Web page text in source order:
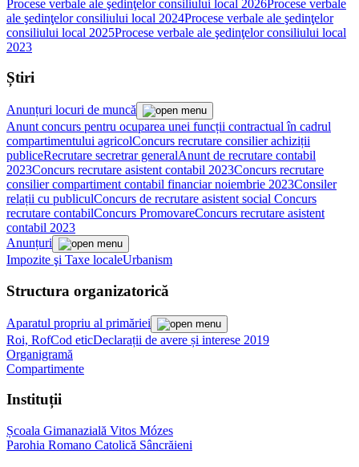
Procese verbale ale şedinţelor consiliului local 2026Procese verbale
ale şedinţelor consiliului local 2024Procese verbale ale şedinţelor
consiliului local 2025Procese verbale ale şedinţelor consiliului local
2023
Știri
Anunțuri locuri de muncă
Anunt concurs pentru ocuparea unei funcții contractual în cadrul
compartimentului agricolConcurs recrutare consilier achiziții
publiceRecrutare secretrar generalAnunt de recrutare contabil
2023Concurs recrutare asistent contabil 2023Concurs recrutare
consilier compartiment contabil financiar noiembrie 2023Consiler
relații cu publiculConcurs de recrutare asistent social Concurs
recrutare contabilConcurs PromovareConcurs recrutare asistent
contabil 2023
Anunțuri
Impozite şi Taxe localeUrbanism
Structura organizatorică
Aparatul propriu al primăriei
Roi, RofCod eticDeclarații de avere și interese 2019
Organigramă
Compartimente
Instituții
Școala Gimanazială Vitos Mózes
Parohia Romano Catolică Sâncrăieni